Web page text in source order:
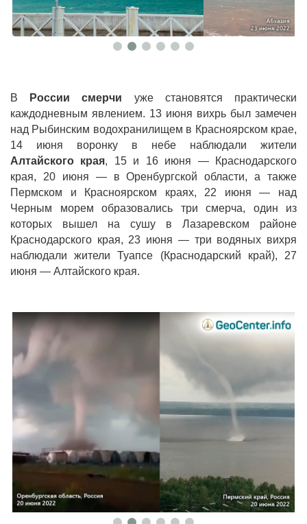
В России смерчи уже становятся практически
каждодневным явлением. 13 июня вихрь был замечен
над Рыбинским водохранилищем в Красноярском крае,
14 июня воронку в небе наблюдали жители
Алтайского края, 15 и 16 июня — Краснодарского
края, 20 июня — в Оренбургской области, а также
Пермском и Красноярском краях, 22 июня — над
Черным морем образовались три смерча, один из
которых вышел на сушу в Лазаревском районе
Краснодарского края, 23 июня — три водяных вихря
наблюдали жители Туапсе (Краснодарский край), 27
июня — Алтайского края.